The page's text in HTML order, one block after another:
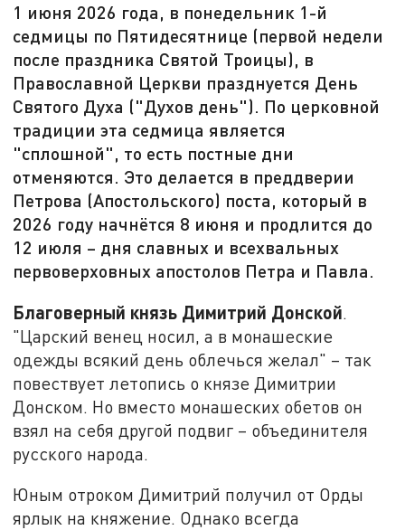
1 июня 2026 года, в понедельник 1-й
седмицы по Пятидесятнице (первой недели
после праздника Святой Троицы), в
Православной Церкви празднуется День
Святого Духа ("Духов день"). По церковной
традиции эта седмица является
"сплошной", то есть постные дни
отменяются. Это делается в преддверии
Петрова (Апостольского) поста, который в
2026 году начнётся 8 июня и продлится до
12 июля – дня славных и всехвальных
первоверховных апостолов Петра и Павла.
Благоверный князь Димитрий Донской.
"Царский венец носил, а в монашеские
одежды всякий день облечься желал" – так
повествует летопись о князе Димитрии
Донском. Но вместо монашеских обетов он
взял на себя другой подвиг – объединителя
русского народа.
Юным отроком Димитрий получил от Орды
ярлык на княжение. Однако всегда